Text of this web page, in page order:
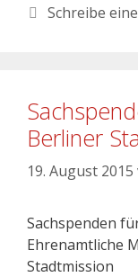
Schreibe
Berliner
19. August 2015
Sachspenden
Ehrenamtliche
Stadtmission